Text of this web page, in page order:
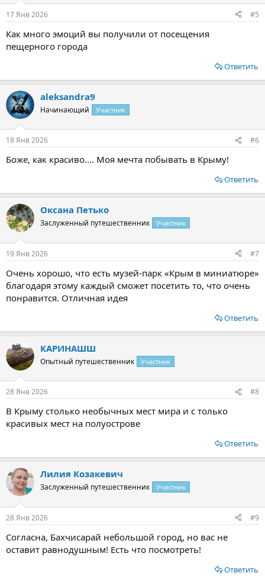
17 Янв 2026 #5
Как много эмоций вы получили от посещения
пещерного города
Ответить
aleksandra9
Начинающий Участник
18 Янв 2026 #6
Боже, как красиво.... Моя мечта побывать в Крыму!
Ответить
Оксана Петько
Заслуженный путешественник Участник
19 Янв 2026 #7
Очень хорошо, что есть музей-парк «Крым в миниатюре»
благодаря этому каждый сможет посетить то, что очень
понравится. Отличная идея
Ответить
КАРИНАШШ
Опытный путешественник Участник
28 Янв 2026 #8
В Крыму столько необычных мест мира и с только
красивых мест на полуострове
Ответить
Лилия Козакевич
Заслуженный путешественник Участник
28 Янв 2026 #9
Согласна, Бахчисарай небольшой город, но вас не
оставит равнодушным! Есть что посмотреть!
Ответить